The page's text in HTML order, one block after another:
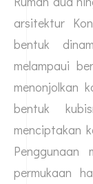
arsitektur
bentuk
melampaui
menonjolkan
bentuk
menciptakan
Penggunaan
permukaan